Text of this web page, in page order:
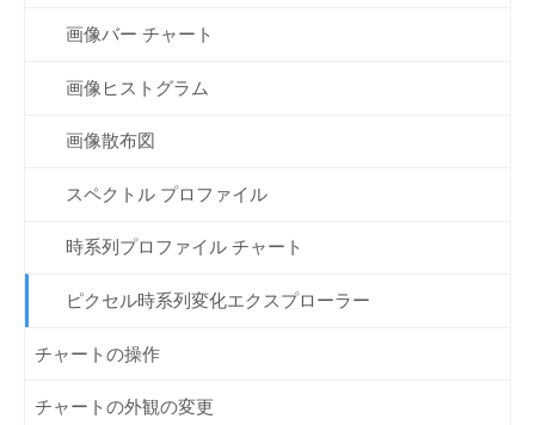
画像バー チャート
画像ヒストグラム
画像散布図
スペクトル プロファイル
時系列プロファイル チャート
ピクセル時系列変化エクスプローラー
チャートの操作
チャートの外観の変更